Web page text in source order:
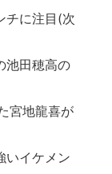
チに注目(次
池田穂高の
宮地龍喜が
いイケメン